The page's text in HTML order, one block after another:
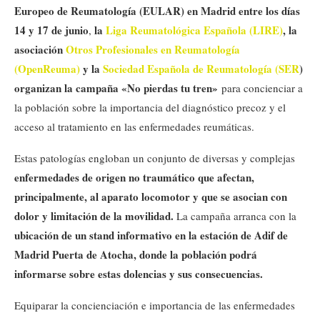
Europeo de Reumatología (EULAR) en Madrid entre los días
14 y 17 de junio, la Liga Reumatológica Española (LIRE), la
asociaciónOtros Profesionales en Reumatología
(OpenReuma)y la Sociedad Española de Reumatología (SER)
organizan la campaña «No pierdas tu tren» para concienciar a
la población sobre la importancia del diagnóstico precoz y el
acceso al tratamiento en las enfermedades reumáticas.
Estas patologías engloban un conjunto de diversas y complejas
enfermedades de origen no traumático que afectan,
principalmente, al aparato locomotor y que se asocian con
dolor y limitación de la movilidad. La campaña arranca con la
ubicación de un stand informativo en la estación de Adif de
Madrid Puerta de Atocha, donde la población podrá
informarse sobre estas dolencias y sus consecuencias.
Equiparar la concienciación e importancia de las enfermedades